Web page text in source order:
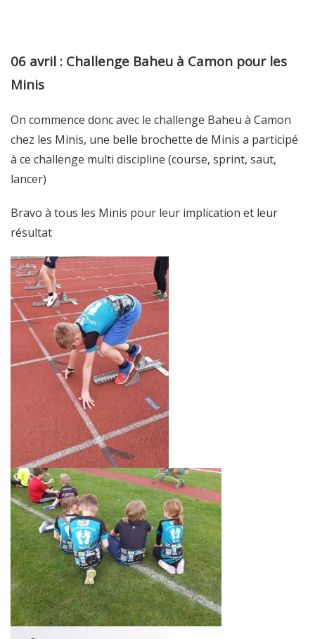
06 avril : Challenge Baheu à Camon pour les
Minis
On commence donc avec le challenge Baheu à Camon
chez les Minis, une belle brochette de Minis a participé
à ce challenge multi discipline (course, sprint, saut,
lancer)
Bravo à tous les Minis pour leur implication et leur
résultat